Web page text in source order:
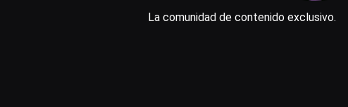
La comunidad de contenido exclusivo.